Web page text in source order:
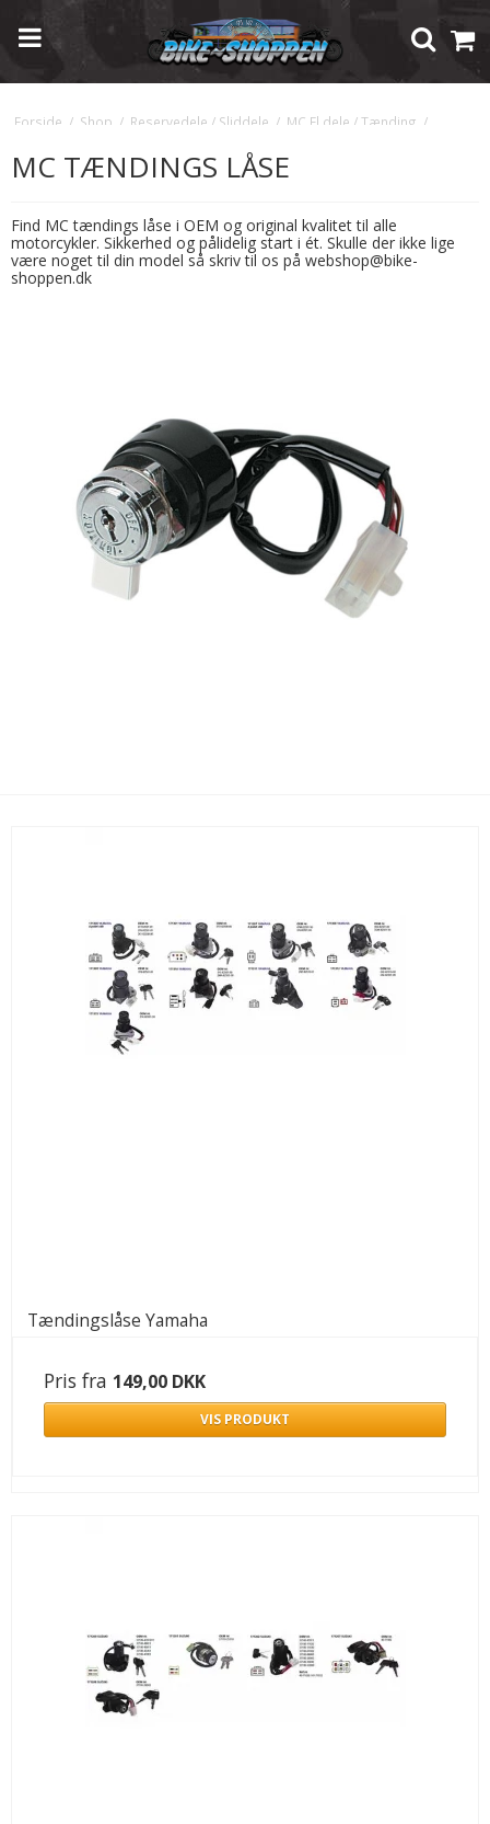
Forside / Shop / Reservedele / Sliddele / MC El dele / Tænding /
MC TÆNDINGS LÅSE
Find MC tændings låse i OEM og original kvalitet til alle
motorcykler. Sikkerhed og pålidelig start i ét. Skulle der ikke lige
være noget til din model så skriv til os på webshop@bike-
shoppen.dk
Tændingslåse Yamaha
Pris fra 149,00 DKK
VIS PRODUKT